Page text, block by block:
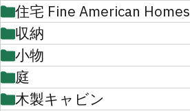
住宅 Fine American Homes
収納
小物
庭
木製キャビン